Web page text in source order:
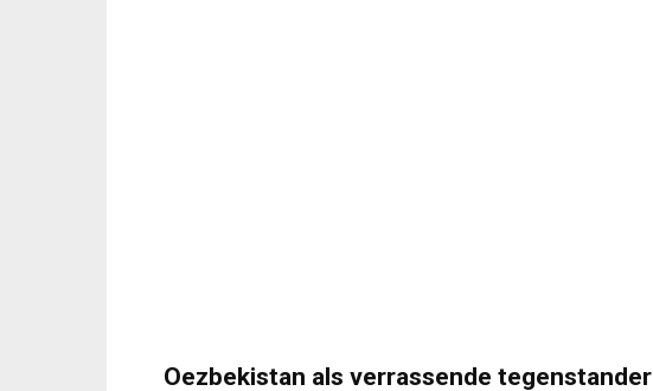
Oezbekistan als verrassende tegenstander